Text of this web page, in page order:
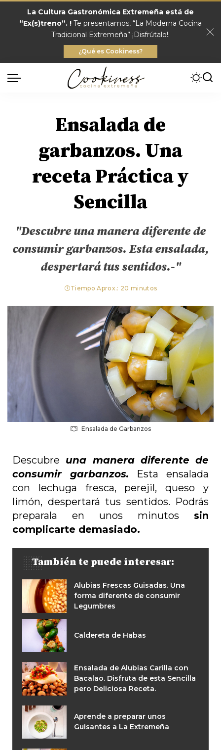
La Cultura Gastronómica Extremeña está de
“Ex(s)treno”. ! Te presentamos, “La Moderna Cocina
Tradicional Extremeña” ¡Disfrútalo!.
¿Qué es Cookiness?
Ensalada de
garbanzos. Una
receta Práctica y
Sencilla
"Descubre una manera diferente de
consumir garbanzos. Esta ensalada,
despertará tus sentidos.-"
Tiempo Aprox.: 20 minutos
Ensalada de Garbanzos
Descubre una manera diferente de
consumir garbanzos. Esta ensalada
con lechuga fresca, perejil, queso y
limón, despertará tus sentidos. Podrás
preparala en unos minutos sin
complicarte demasiado.
También te puede interesar:
Alubias Frescas Guisadas. Una
forma diferente de consumir
Legumbres
Caldereta de Habas
Ensalada de Alubias Carilla con
Bacalao. Disfruta de esta Sencilla
pero Deliciosa Receta.
Aprende a preparar unos
Guisantes a La Extremeña